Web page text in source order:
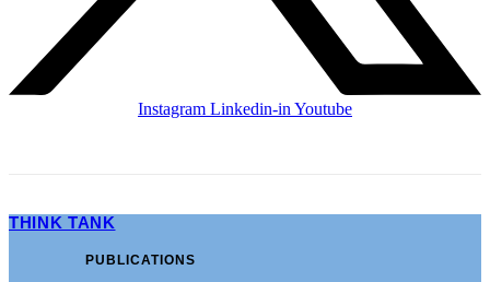
Instagram Linkedin-inYoutube
THINK TANK
PUBLICATIONS